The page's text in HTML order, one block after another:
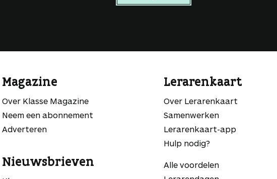
Magazine
Over Klasse Magazine
Neem een abonnement
Adverteren
Nieuwsbrieven
Lerarenkaart
Over Lerarenkaart
Samenwerken
Lerarenkaart-app
Hulp nodig?
Alle voordelen